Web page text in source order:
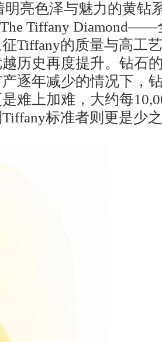
亮色泽与魅力的黄钻
Tiffany
Tiffany的质量与高工
历史再度提升。钻石
逐年减少的情况下，
难上加难，大约每
标准者则更是少